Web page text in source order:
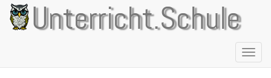
Direkt
zum
Inhalt
Unterricht.Schule